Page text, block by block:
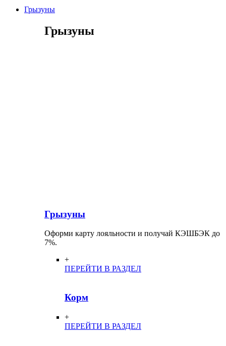
Грызуны
Грызуны
Грызуны
Оформи карту лояльности и получай КЭШБЭК до
7%.
+
ПЕРЕЙТИ В РАЗДЕЛ
Корм
+
ПЕРЕЙТИ В РАЗДЕЛ